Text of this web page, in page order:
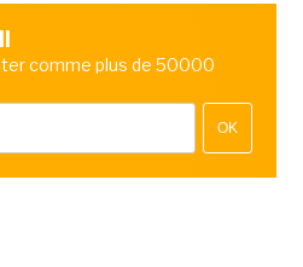
comme plus de 50000
OK